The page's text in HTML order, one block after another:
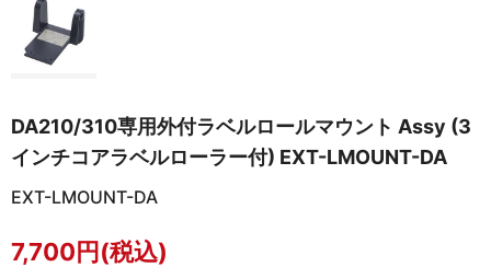
DA210/310専用外付ラベルロールマウント Assy (3
インチコアラベルローラー付) EXT-LMOUNT-DA
EXT-LMOUNT-DA
7,700円(税込)